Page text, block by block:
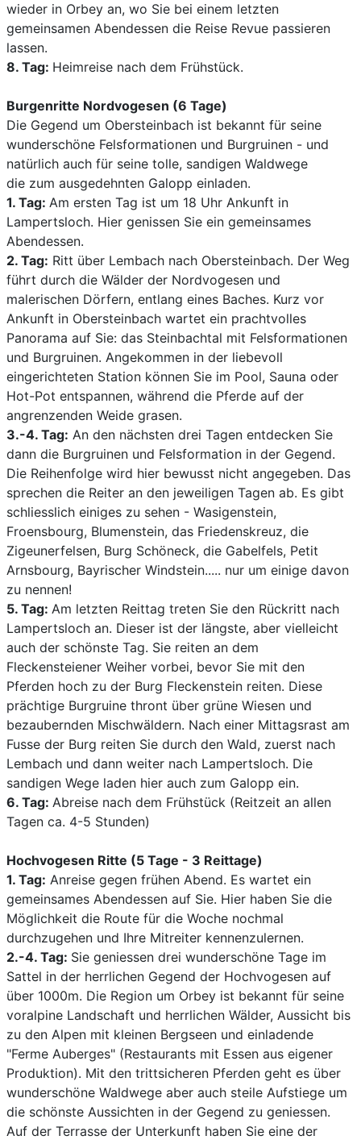
wieder in Orbey an, wo Sie bei einem letzten
gemeinsamen Abendessen die Reise Revue passieren
lassen.
8. Tag: Heimreise nach dem Frühstück.
Burgenritte Nordvogesen (6 Tage)
Die Gegend um Obersteinbach ist bekannt für seine
wunderschöne Felsformationen und Burgruinen - und
natürlich auch für seine tolle, sandigen Waldwege
die zum ausgedehnten Galopp einladen.
1. Tag: Am ersten Tag ist um 18 Uhr Ankunft in
Lampertsloch. Hier genissen Sie ein gemeinsames
Abendessen.
2. Tag: Ritt über Lembach nach Obersteinbach. Der Weg
führt durch die Wälder der Nordvogesen und
malerischen Dörfern, entlang eines Baches. Kurz vor
Ankunft in Obersteinbach wartet ein prachtvolles
Panorama auf Sie: das Steinbachtal mit Felsformationen
und Burgruinen. Angekommen in der liebevoll
eingerichteten Station können Sie im Pool, Sauna oder
Hot-Pot entspannen, während die Pferde auf der
angrenzenden Weide grasen.
3.-4. Tag: An den nächsten drei Tagen entdecken Sie
dann die Burgruinen und Felsformation in der Gegend.
Die Reihenfolge wird hier bewusst nicht angegeben. Das
sprechen die Reiter an den jeweiligen Tagen ab. Es gibt
schliesslich einiges zu sehen - Wasigenstein,
Froensbourg, Blumenstein, das Friedenskreuz, die
Zigeunerfelsen, Burg Schöneck, die Gabelfels, Petit
Arnsbourg, Bayrischer Windstein..... nur um einige davon
zu nennen!
5. Tag: Am letzten Reittag treten Sie den Rückritt nach
Lampertsloch an. Dieser ist der längste, aber vielleicht
auch der schönste Tag. Sie reiten an dem
Fleckensteiener Weiher vorbei, bevor Sie mit den
Pferden hoch zu der Burg Fleckenstein reiten. Diese
prächtige Burgruine thront über grüne Wiesen und
bezaubernden Mischwäldern. Nach einer Mittagsrast am
Fusse der Burg reiten Sie durch den Wald, zuerst nach
Lembach und dann weiter nach Lampertsloch. Die
sandigen Wege laden hier auch zum Galopp ein.
6. Tag: Abreise nach dem Frühstück (Reitzeit an allen
Tagen ca. 4-5 Stunden)
Hochvogesen Ritte (5 Tage - 3 Reittage)
1. Tag: Anreise gegen frühen Abend. Es wartet ein
gemeinsames Abendessen auf Sie. Hier haben Sie die
Möglichkeit die Route für die Woche nochmal
durchzugehen und Ihre Mitreiter kennenzulernen.
2.-4. Tag: Sie geniessen drei wunderschöne Tage im
Sattel in der herrlichen Gegend der Hochvogesen auf
über 1000m. Die Region um Orbey ist bekannt für seine
voralpine Landschaft und herrlichen Wälder, Aussicht bis
zu den Alpen mit kleinen Bergseen und einladende
"Ferme Auberges" (Restaurants mit Essen aus eigener
Produktion). Mit den trittsicheren Pferden geht es über
wunderschöne Waldwege aber auch steile Aufstiege um
die schönste Aussichten in der Gegend zu geniessen.
Auf der Terrasse der Unterkunft haben Sie eine der